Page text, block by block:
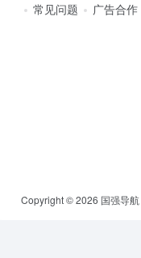
常见问题
广告合作
Copyright © 2026 国强导航